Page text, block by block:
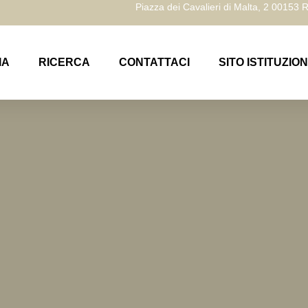
Piazza dei Cavalieri di Malta, 2 00153
RICERCA CONTATTACI SITO